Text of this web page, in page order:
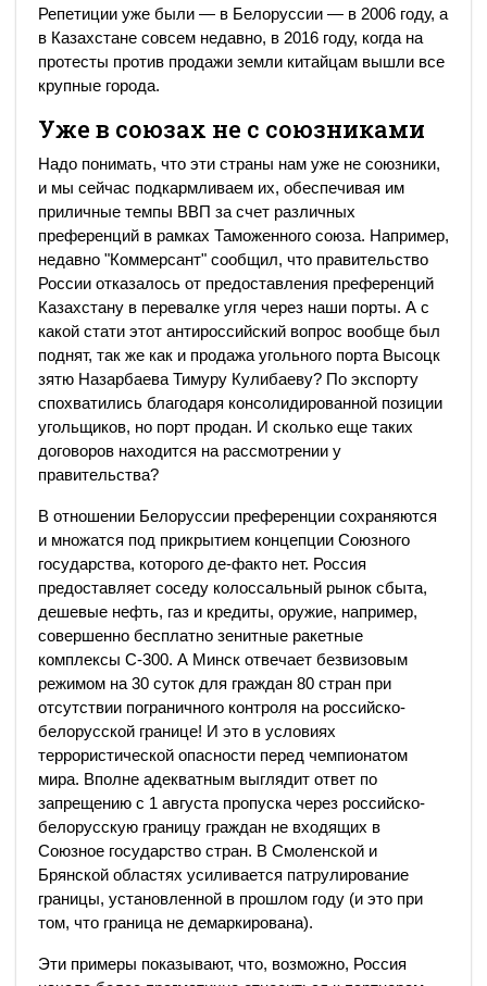
Репетиции уже были — в Белоруссии — в 2006 году, а
в Казахстане совсем недавно, в 2016 году, когда на
протесты против продажи земли китайцам вышли все
крупные города.
Уже в союзах не с союзниками
Надо понимать, что эти страны нам уже не союзники,
и мы сейчас подкармливаем их, обеспечивая им
приличные темпы ВВП за счет различных
преференций в рамках Таможенного союза. Например,
недавно "Коммерсант" сообщил, что правительство
России отказалось от предоставления преференций
Казахстану в перевалке угля через наши порты. А с
какой стати этот антироссийский вопрос вообще был
поднят, так же как и продажа угольного порта Высоцк
зятю Назарбаева Тимуру Кулибаеву? По экспорту
спохватились благодаря консолидированной позиции
угольщиков, но порт продан. И сколько еще таких
договоров находится на рассмотрении у
правительства?
В отношении Белоруссии преференции сохраняются
и множатся под прикрытием концепции Союзного
государства, которого де-факто нет. Россия
предоставляет соседу колоссальный рынок сбыта,
дешевые нефть, газ и кредиты, оружие, например,
совершенно бесплатно зенитные ракетные
комплексы С-300. А Минск отвечает безвизовым
режимом на 30 суток для граждан 80 стран при
отсутствии пограничного контроля на российско-
белорусской границе! И это в условиях
террористической опасности перед чемпионатом
мира. Вполне адекватным выглядит ответ по
запрещению с 1 августа пропуска через российско-
белорусскую границу граждан не входящих в
Союзное государство стран. В Смоленской и
Брянской областях усиливается патрулирование
границы, установленной в прошлом году (и это при
том, что граница не демаркирована).
Эти примеры показывают, что, возможно, Россия